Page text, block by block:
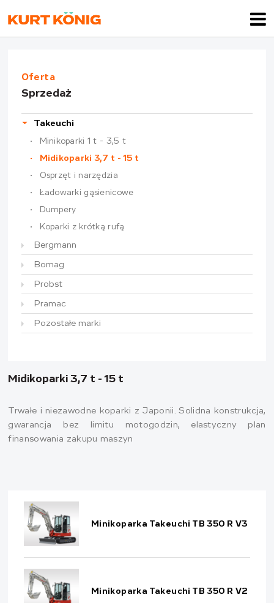
Oferta
Sprzedaż
Takeuchi
Minikoparki 1 t - 3,5 t
Midikoparki 3,7 t - 15 t
Osprzęt i narzędzia
Ładowarki gąsienicowe
Dumpery
Koparki z krótką rufą
Bergmann
Bomag
Probst
Pramac
Pozostałe marki
Midikoparki 3,7 t - 15 t
Trwałe i niezawodne koparki z Japonii. Solidna konstrukcja,
gwarancja bez limitu motogodzin, elastyczny plan
finansowania zakupu maszyn
Minikoparka Takeuchi TB 350 R V3
Minikoparka Takeuchi TB 350 R V2